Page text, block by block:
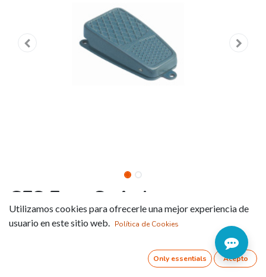
CFS Foot Switches
Referencia:CFS2
100x73x200mm
Utilizamos cookies para ofrecerle una mejor experiencia de
usuario en este sitio web. Política de Cookies
Only essentials Acepto